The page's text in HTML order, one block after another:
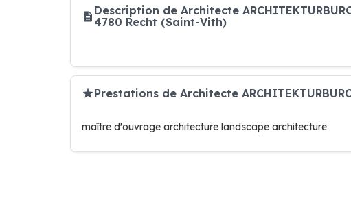
Description de Architecte
4780 Recht (Saint-Vith)
Prestations de Architecte
maître d'ouvrage architecture landscape architecture